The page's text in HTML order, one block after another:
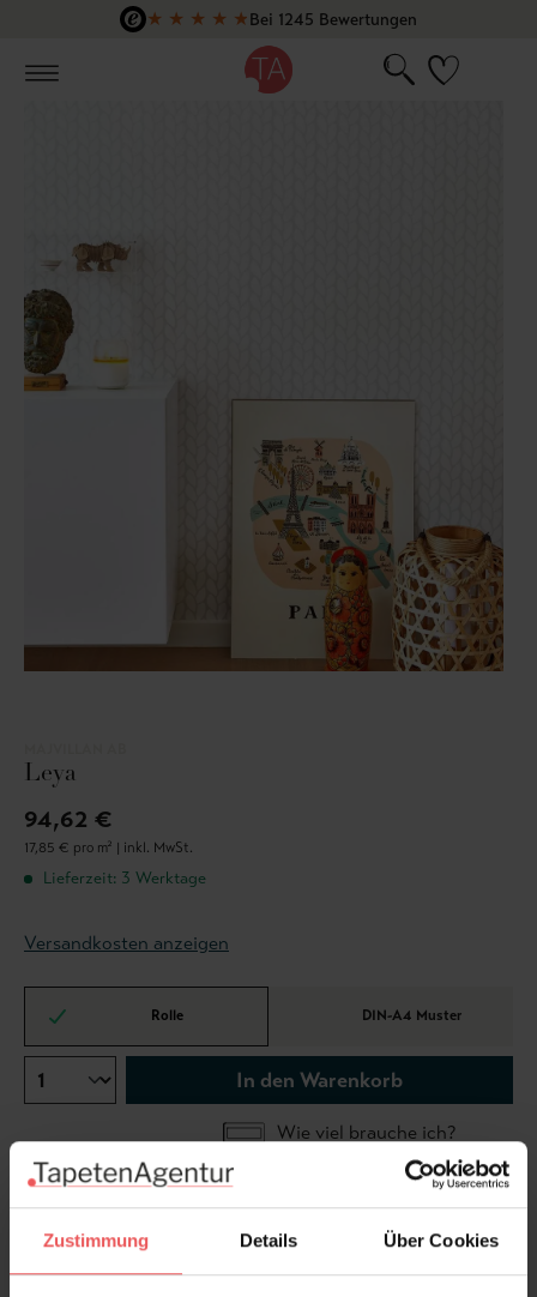
Zustimmung Details Über Cookies
Zum Hauptinhalt springen
★ ★ ★ ★ ★Bei 1245 Bewertungen
Leya
94,62 €
17,85 € pro m² | inkl. MwSt.
Lieferzeit: 3 Werktage
Versandkosten anzeigen
Rolle DIN-A4 Muster
In den Warenkorb
Wie viel brauche ich?
Rollen & Mengen berechnen